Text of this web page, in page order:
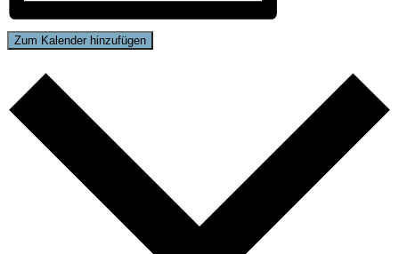
Zum Kalender hinzufügen